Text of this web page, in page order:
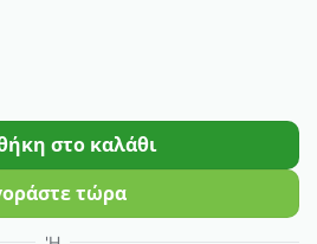
Λαχανικών NFC1000
στο καλάθι
τώρα